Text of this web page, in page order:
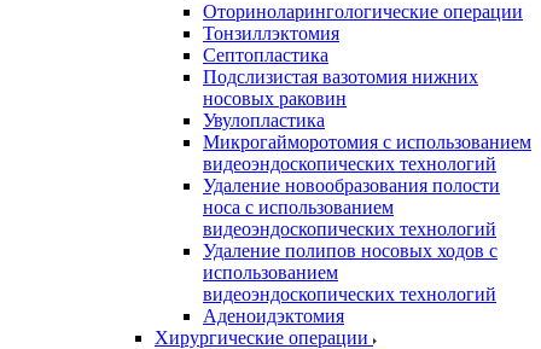
Оториноларингологические операции
Тонзиллэктомия
Септопластика
Подслизистая вазотомия нижних
носовых раковин
Увулопластика
Микрогайморотомия с использованием
видеоэндоскопических технологий
Удаление новообразования полости
носа с использованием
видеоэндоскопических технологий
Удаление полипов носовых ходов с
использованием
видеоэндоскопических технологий
Аденоидэктомия
Хирургические операции